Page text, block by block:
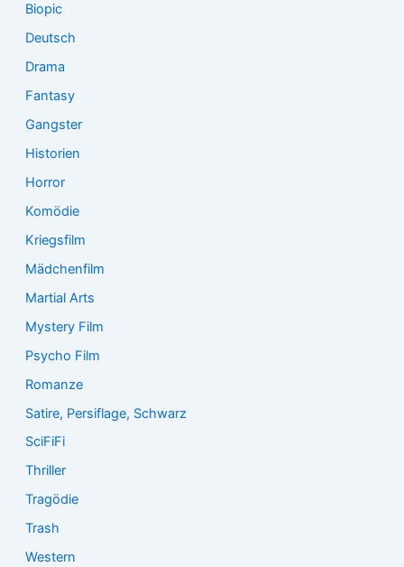
Biopic
Deutsch
Drama
Fantasy
Gangster
Historien
Horror
Komödie
Kriegsfilm
Mädchenfilm
Martial Arts
Mystery Film
Psycho Film
Romanze
Satire, Persiflage, Schwarz
SciFiFi
Thriller
Tragödie
Trash
Western